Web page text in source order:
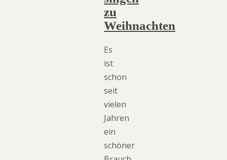
zu
Weihnachten
Es
ist
schon
seit
vielen
Jahren
ein
schöner